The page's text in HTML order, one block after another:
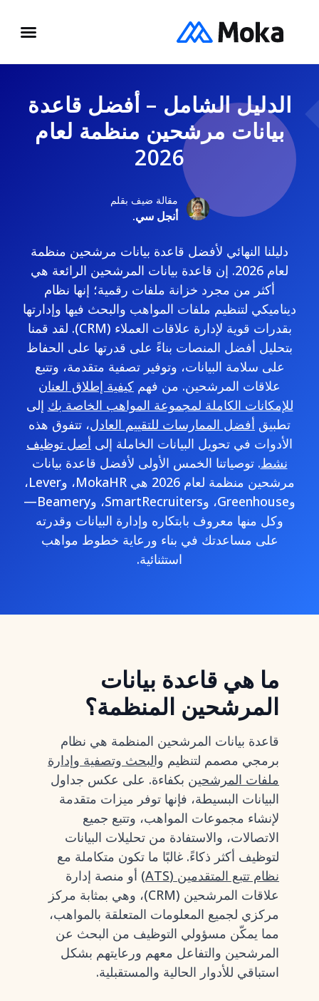
الدليل الشامل – أفضل قاعدة
بيانات مرشحين منظمة لعام
2026
مقالة ضيف بقلم
أنجل سي.
دليلنا النهائي لأفضل قاعدة بيانات مرشحين منظمة
لعام 2026. إن قاعدة بيانات المرشحين الرائعة هي
أكثر من مجرد خزانة ملفات رقمية؛ إنها نظام
ديناميكي لتنظيم ملفات المواهب والبحث فيها وإدارتها
بقدرات قوية لإدارة علاقات العملاء (CRM). لقد قمنا
بتحليل أفضل المنصات بناءً على قدرتها على الحفاظ
على سلامة البيانات، وتوفير تصفية متقدمة، وتتبع
علاقات المرشحين. من فهم كيفية إطلاق العنان
للإمكانات الكاملة لمجموعة المواهب الخاصة بك إلى
تطبيق أفضل الممارسات للتقييم العادل، تتفوق هذه
الأدوات في تحويل البيانات الخاملة إلى أصل توظيف
نشط. توصياتنا الخمس الأولى لأفضل قاعدة بيانات
مرشحين منظمة لعام 2026 هي MokaHR، وLever،
وGreenhouse، وSmartRecruiters، وBeamery—
وكل منها معروف بابتكاره وإدارة البيانات وقدرته
على مساعدتك في بناء ورعاية خطوط مواهب
استثنائية.
ما هي قاعدة بيانات
المرشحين المنظمة؟
قاعدة بيانات المرشحين المنظمة هي نظام
برمجي مصمم لتنظيم والبحث وتصفية وإدارة
ملفات المرشحين بكفاءة. على عكس جداول
البيانات البسيطة، فإنها توفر ميزات متقدمة
لإنشاء مجموعات المواهب، وتتبع جميع
الاتصالات، والاستفادة من تحليلات البيانات
لتوظيف أكثر ذكاءً. غالبًا ما تكون متكاملة مع
نظام تتبع المتقدمين (ATS)
أو منصة إدارة
علاقات المرشحين (CRM)، وهي بمثابة مركز
مركزي لجميع المعلومات المتعلقة بالمواهب،
مما يمكّن مسؤولي التوظيف من البحث عن
المرشحين والتفاعل معهم ورعايتهم بشكل
استباقي للأدوار الحالية والمستقبلية.